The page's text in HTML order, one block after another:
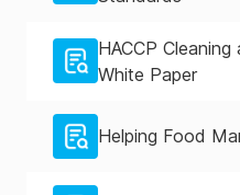
HACCP
White Paper
Helping Food